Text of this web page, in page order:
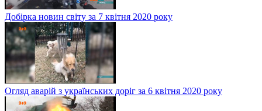
Добірка новин світу за 7 квітня 2020 року
Огляд аварій з українських доріг за 6 квітня 2020 року